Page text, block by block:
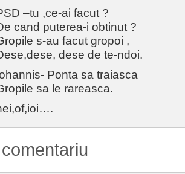
–tu ,ce-ai facut ?
cand puterea-i obtinut ?
s-au facut gropoi ,
dese de te-ndoi.
Ponta sa traiasca
sa le rareasca.